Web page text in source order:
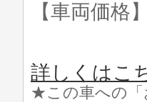
【車両価格】
詳しくはこ
★この車への「